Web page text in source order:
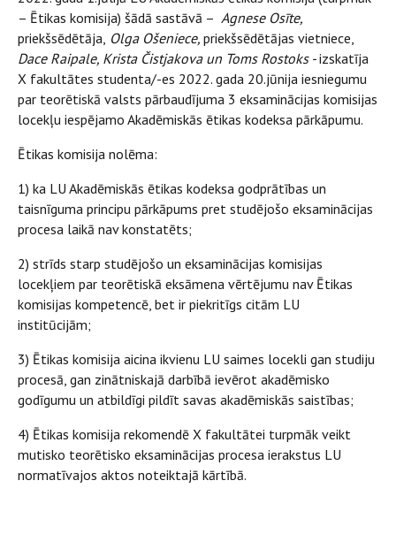
– Ētikas komisija) šādā sastāvā – Agnese Osīte,
priekšsēdētāja, Olga Ošeniece, priekšsēdētājas vietniece,
Dace Raipale, Krista Čistjakova un Toms Rostoks -izskatīja
X fakultātes studenta/-es 2022. gada 20.jūnija iesniegumu
par teorētiskā valsts pārbaudījuma 3 eksaminācijas komisijas
locekļu iespējamo Akadēmiskās ētikas kodeksa pārkāpumu.
Ētikas komisija nolēma:
1) ka LU Akadēmiskās ētikas kodeksa godprātības un
taisnīguma principu pārkāpums pret studējošo eksaminācijas
procesa laikā nav konstatēts;
2) strīds starp studējošo un eksaminācijas komisijas
locekļiem par teorētiskā eksāmena vērtējumu nav Ētikas
komisijas kompetencē, bet ir piekritīgs citām LU
institūcijām;
3) Ētikas komisija aicina ikvienu LU saimes locekli gan studiju
procesā, gan zinātniskajā darbībā ievērot akadēmisko
godīgumu un atbildīgi pildīt savas akadēmiskās saistības;
4) Ētikas komisija rekomendē X fakultātei turpmāk veikt
mutisko teorētisko eksaminācijas procesa ierakstus LU
normatīvajos aktos noteiktajā kārtībā.